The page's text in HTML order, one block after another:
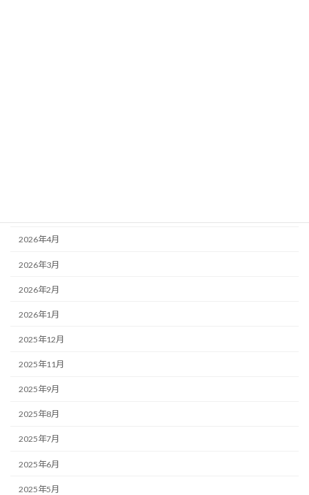
2026年4月
2026年3月
2026年2月
2026年1月
2025年12月
2025年11月
2025年9月
2025年8月
2025年7月
2025年6月
2025年5月